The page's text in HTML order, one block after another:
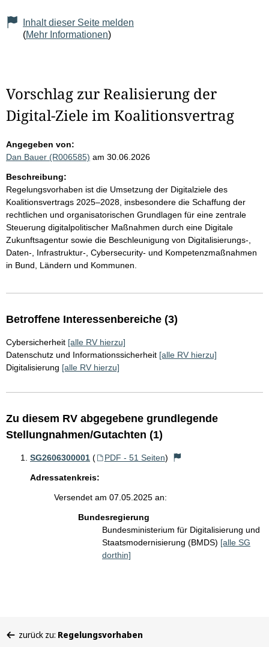
Inhalt dieser Seite melden
(Mehr Informationen)
Vorschlag zur Realisierung der
Digital-Ziele im Koalitionsvertrag
Angegeben von:
Dan Bauer (R006585) am 30.06.2026
Beschreibung:
Regelungsvorhaben ist die Umsetzung der Digitalziele des
Koalitionsvertrags 2025–2028, insbesondere die Schaffung der
rechtlichen und organisatorischen Grundlagen für eine zentrale
Steuerung digitalpolitischer Maßnahmen durch eine Digitale
Zukunftsagentur sowie die Beschleunigung von Digitalisierungs-,
Daten-, Infrastruktur-, Cybersecurity- und Kompetenzmaßnahmen
in Bund, Ländern und Kommunen.
Betroffene Interessenbereiche (3)
Cybersicherheit [alle RV hierzu]
Datenschutz und Informationssicherheit [alle RV hierzu]
Digitalisierung [alle RV hierzu]
Zu diesem RV abgegebene grundlegende
Stellungnahmen/Gutachten (1)
SG2606300001 ( PDF - 51 Seiten)
Adressatenkreis:
Versendet am 07.05.2025 an:
Bundesregierung
Bundesministerium für Digitalisierung und
Staatsmodernisierung (BMDS) [alle SG
dorthin]
befinden
zurück zu: Regelungsvorhaben